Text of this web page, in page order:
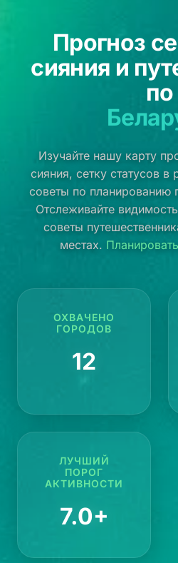
Прогноз
сияния и
по
Изучайте нашу карту
сияния, сетку статусов
советы по планированию
Отслеживайте
советы
местах.
ОХВАЧЕНО
ГОРОДОВ
12
ЛУЧШИЙ
ПОРОГ
АКТИВНОСТИ
7.0+